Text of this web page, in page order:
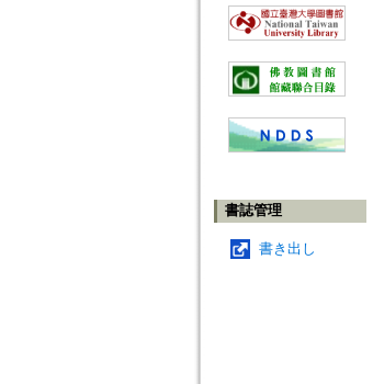
書誌管理
書き出し